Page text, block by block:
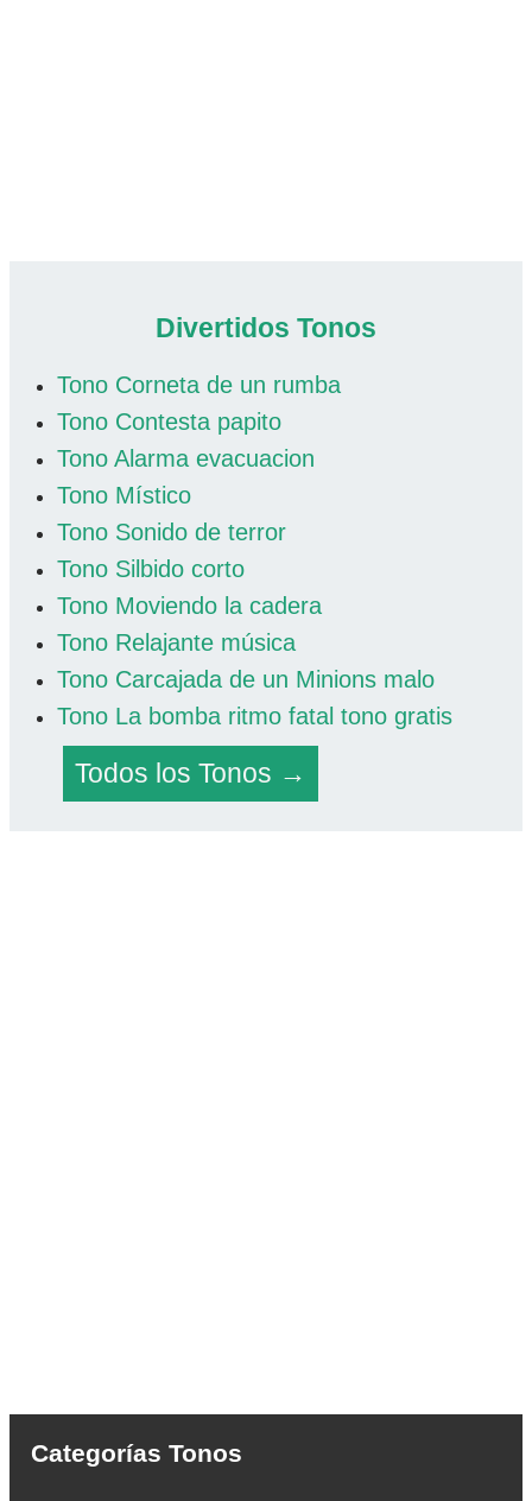
Divertidos Tonos
Tono Corneta de un rumba
Tono Contesta papito
Tono Alarma evacuacion
Tono Místico
Tono Sonido de terror
Tono Silbido corto
Tono Moviendo la cadera
Tono Relajante música
Tono Carcajada de un Minions malo
Tono La bomba ritmo fatal tono gratis
Todos los Tonos →
Categorías Tonos